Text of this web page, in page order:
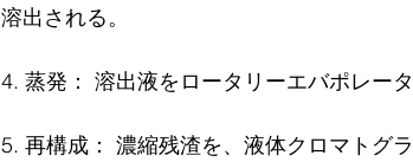
溶出される。
4. 蒸発： 溶出液をロータリーエバポレー
5. 再構成： 濃縮残渣を、液体クロマトグ